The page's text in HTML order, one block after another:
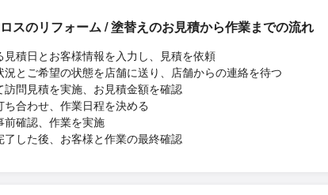
スのリフォーム / 塗替えのお見積から作業までの流れ
積日とお客様情報を入力し、見積を依頼
とご希望の状態を店舗に送り、店舗からの連絡を待つ
問見積を実施、お見積金額を確認
合わせ、作業日程を決める
確認、作業を実施
した後、お客様と作業の最終確認